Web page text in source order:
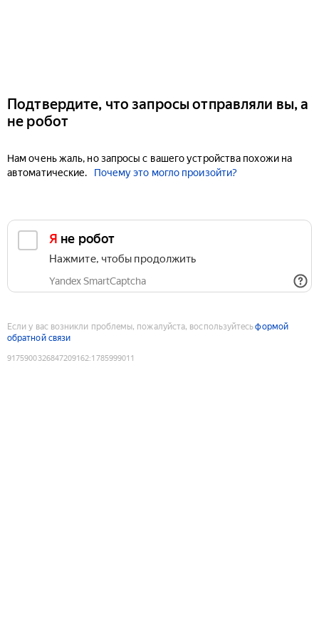
Подтвердите, что запросы отправляли вы, а
не робот
Нам очень жаль, но запросы с вашего устройства похожи на
автоматические.
Почему это могло произойти?
Я не робот
Нажмите, чтобы продолжить
Yandex SmartCaptcha
Если у вас возникли проблемы, пожалуйста, воспользуйтесьформой
обратной связи
9175900326847209162:1785999011